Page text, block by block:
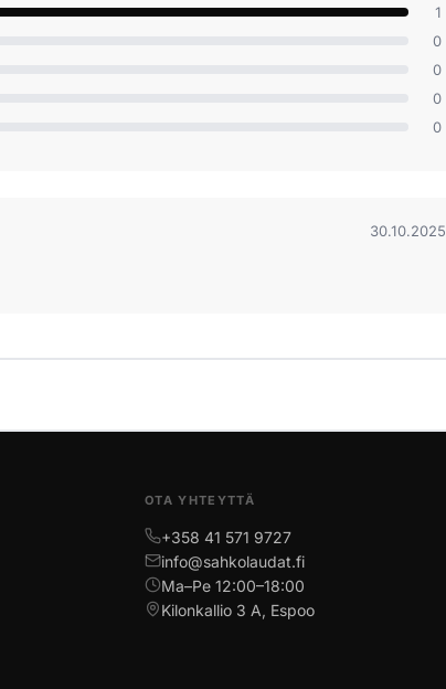
1
0
0
0
0
30.10.2025
OTA YHTEYTTÄ
+358 41 571 9727
info@sahkolaudat.fi
Ma–Pe 12:00–18:00
Kilonkallio 3 A, Espoo